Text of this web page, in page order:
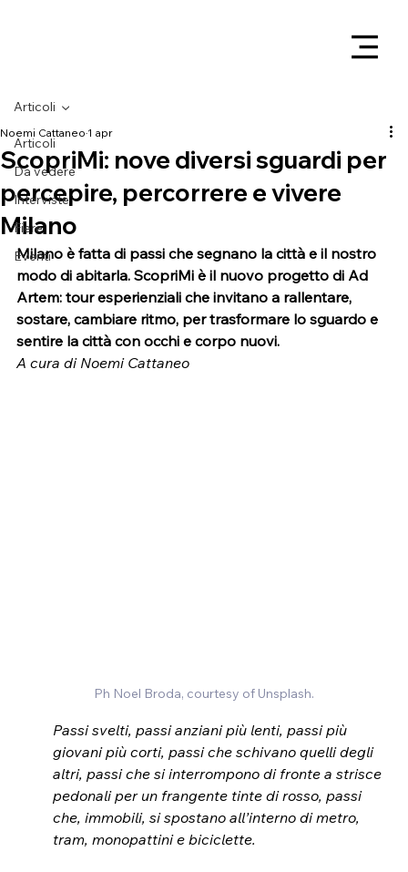
Articoli
Da vedere
Interviste
Fiere
Eventi
Articoli
ScopriMi: nove diversi sguardi per
percepire, percorrere e vivere
Milano
Noemi Cattaneo 1 apr
Milano è fatta di passi che segnano la città e il nostro
modo di abitarla. ScopriMi è il nuovo progetto di Ad
Artem: tour esperienziali che invitano a rallentare,
sostare, cambiare ritmo, per trasformare lo sguardo e
sentire la città con occhi e corpo nuovi.
A cura di Noemi Cattaneo
Ph Noel Broda, courtesy of Unsplash.
Passi svelti, passi anziani più lenti, passi più
giovani più corti, passi che schivano quelli degli
altri, passi che si interrompono di fronte a strisce
pedonali per un frangente tinte di rosso, passi
che, immobili, si spostano all’interno di metro,
tram, monopattini e biciclette.